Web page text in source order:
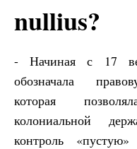
nullius?
- Начиная с 17
обозначала
которая
колониальной
контроль